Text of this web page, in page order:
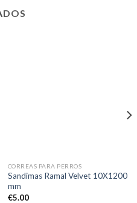
CORREAS PARA PERROS
Sandimas Ramal Velvet 10X1200
mm
€5.00